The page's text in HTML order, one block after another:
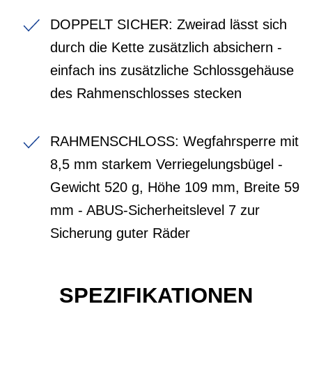
DOPPELT SICHER: Zweirad lässt sich
durch die Kette zusätzlich absichern -
einfach ins zusätzliche Schlossgehäuse
des Rahmenschlosses stecken
RAHMENSCHLOSS: Wegfahrsperre mit
8,5 mm starkem Verriegelungsbügel -
Gewicht 520 g, Höhe 109 mm, Breite 59
mm - ABUS-Sicherheitslevel 7 zur
Sicherung guter Räder
SPEZIFIKATIONEN